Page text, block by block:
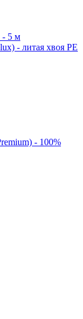
- 5 м
- литая хвоя РЕ
- 100%